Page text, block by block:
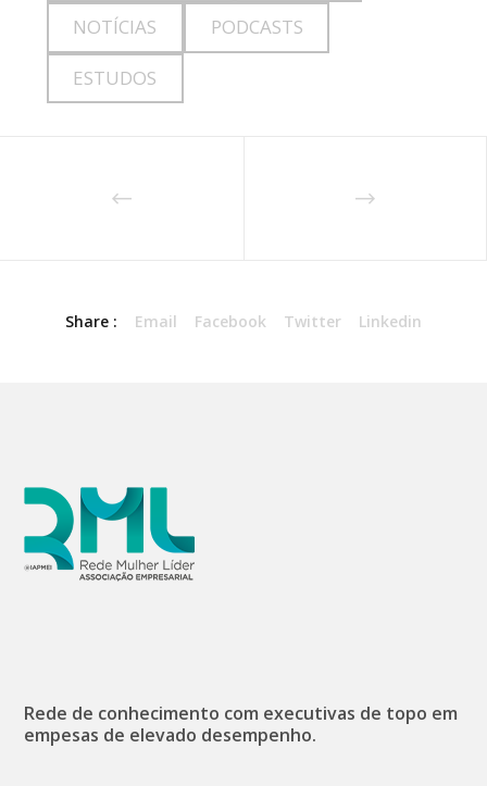
NOTÍCIAS PODCASTS
ESTUDOS
Share : Email Facebook Twitter Linkedin
Rede de conhecimento com executivas de topo em
empesas de elevado desempenho.